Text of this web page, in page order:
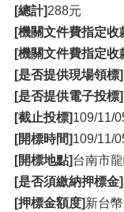
[總計]288元
[機關文件費指定收
[機關文件費指定收
[是否提供現場領標]
[是否提供電子投標]
[截止投標]109/11/
[開標時間]109/11/
[開標地點]台南市
[是否須繳納押標金]
[押標金額度]新台